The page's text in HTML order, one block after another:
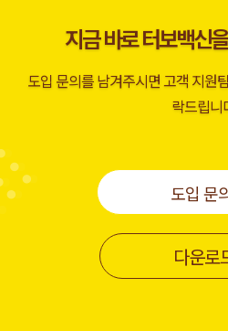
지금 바로 터보백신
도입 문의를 남겨주시면 고객 지원
락드립니
도입 문
다운로